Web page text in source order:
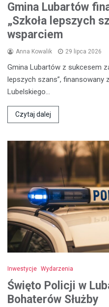
Gmina Lubartów
„Szkoła lepszych
wsparciem
Anna Kowalik 29 lipca 2026
Gmina Lubartów z sukcesem
lepszych szans”, finansowany
Lubelskiego…
Czytaj dalej
Inwestycje Wydarzenia
Święto Policji w
Bohaterów Służby